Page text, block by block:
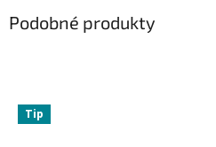
Podobné produkty
Tip